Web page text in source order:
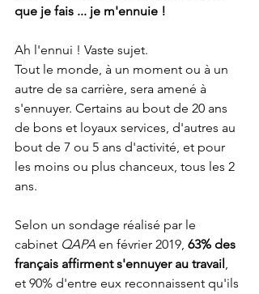
que je fais ... je m'ennuie !
Ah l'ennui ! Vaste sujet.
Tout le monde, à un moment ou à un
autre de sa carrière, sera amené à
s'ennuyer. Certains au bout de 20 ans
de bons et loyaux services, d'autres au
bout de 7 ou 5 ans d'activité, et pour
les moins ou plus chanceux, tous les 2
ans.
Selon un sondage réalisé par le
cabinet QAPA en février 2019, 63% des
français affirment s'ennuyer au travail,
et 90% d'entre eux reconnaissent qu'ils